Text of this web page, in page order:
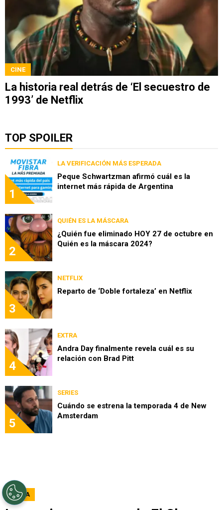
CINE
La historia real detrás de ‘El secuestro de
1993’ de Netflix
TOP SPOILER
1
LA VERIFICACIÓN MÁS ESPERADA
Peque Schwartzman afirmó cuál es la
internet más rápida de Argentina
2
QUIÉN ES LA MÁSCARA
¿Quién fue eliminado HOY 27 de octubre en
Quién es la máscara 2024?
3
NETFLIX
Reparto de ‘Doble fortaleza’ en Netflix
4
EXTRA
Andra Day finalmente revela cuál es su
relación con Brad Pitt
5
SERIES
Cuándo se estrena la temporada 4 de New
Amsterdam
EXTRA